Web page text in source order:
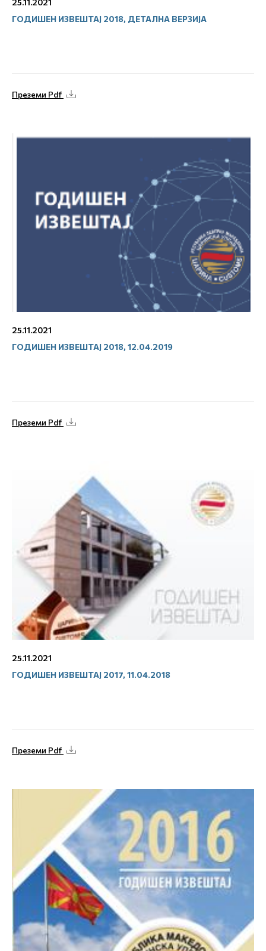
25.11.2021
ГОДИШЕН ИЗВЕШТАЈ 2018, ДЕТАЛНА ВЕРЗИЈА
Преземи Pdf
25.11.2021
ГОДИШЕН ИЗВЕШТАЈ 2018, 12.04.2019
Преземи Pdf
25.11.2021
ГОДИШЕН ИЗВЕШТАЈ 2017, 11.04.2018
Преземи Pdf